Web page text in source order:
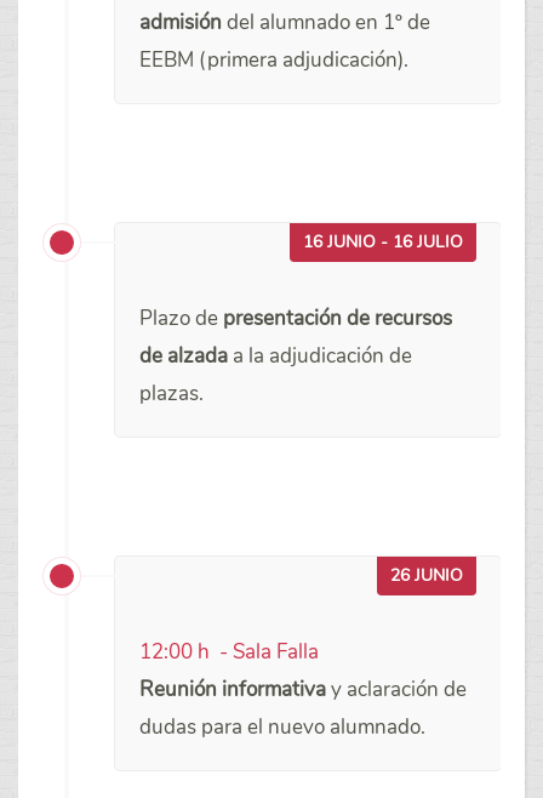
admisión del alumnado en 1º de
EEBM (primera adjudicación).
16 JUNIO - 16 JULIO
Plazo de presentación de recursos
de alzada a la adjudicación de
plazas.
26 JUNIO
12:00 h - Sala Falla
Reunión informativay aclaración de
dudas para el nuevo alumnado.